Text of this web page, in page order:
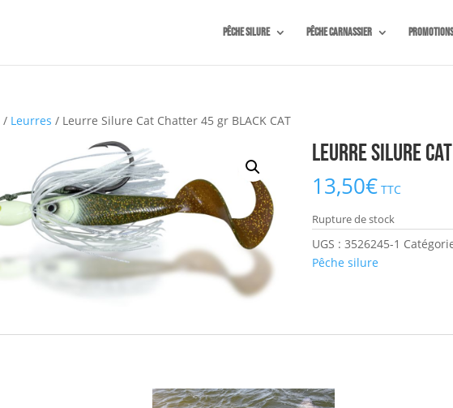
Pêche silure Pêche carnassier Promotions
/ Leurres / Leurre Silure Cat Chatter 45 gr BLACK CAT
Leurre Silure Cat
13,50€ TTC
Rupture de stock
UGS : 3526245-1
Pêche silure